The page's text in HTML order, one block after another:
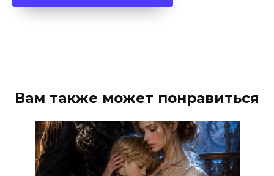
Вам также может понравиться